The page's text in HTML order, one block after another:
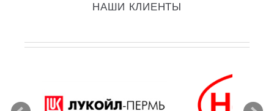
НАШИ КЛИЕНТЫ